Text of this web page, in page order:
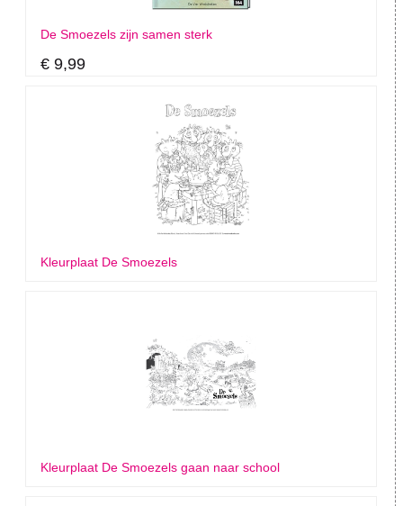
De Smoezels zijn samen sterk
€ 9,99
Kleurplaat De Smoezels
Kleurplaat De Smoezels gaan naar school